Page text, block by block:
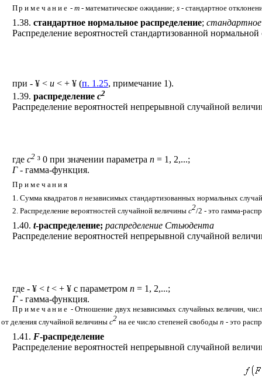
Примечание -m - математическое ожидание;s - стандартное
1.38. стандартное нормальное распределение; стандартное
Распределение вероятностей стандартизованной
при - ¥< u< + ¥(п. 1.25, примечание 1).
1.39. распределение c2
Распределение вероятностей непрерывной случайной
где c2 ³0 при значении параметра n= 1, 2,...;
Г- гамма-функция.
Примечания
1. Сумма квадратов n независимых стандартизованных нормальных
2. Распределение вероятностей случайной величины c2/2 - это гамма-
1.40. t-распределение; распределение Стьюдента
Распределение вероятностей непрерывной случайной
где - ¥< t< + ¥с параметром n= 1, 2,...;
Г- гамма-функция.
Примечание - Отношение двух независимых случайных величин,
от деления случайной величины c2 на ее число степеней свободы n - это
1.41. F-распределение
Распределение вероятностей непрерывной случайной